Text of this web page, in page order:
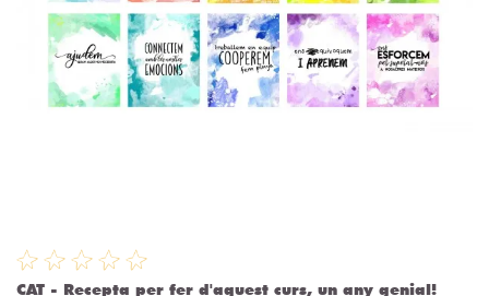
CAT - Recepta per fer d'aquest curs, un any genial!